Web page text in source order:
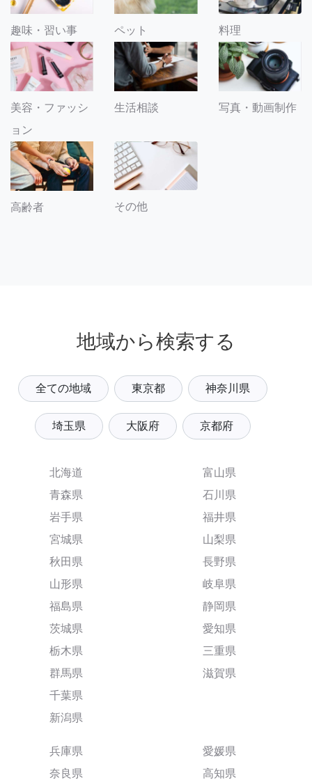
趣味・習い事 ペット 料理
美容・ファッシ
ョン
生活相談 写真・動画制作
高齢者 その他
地域から検索する
全ての地域 東京都 神奈川県
埼玉県 大阪府 京都府
北海道
青森県
岩手県
宮城県
秋田県
山形県
福島県
茨城県
栃木県
群馬県
千葉県
新潟県
富山県
石川県
福井県
山梨県
長野県
岐阜県
静岡県
愛知県
三重県
滋賀県
兵庫県
奈良県
愛媛県
高知県